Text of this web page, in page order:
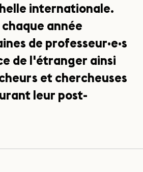
internationale.
année
de professeur·e·s
de l'étranger ainsi
et chercheuses
leur post-